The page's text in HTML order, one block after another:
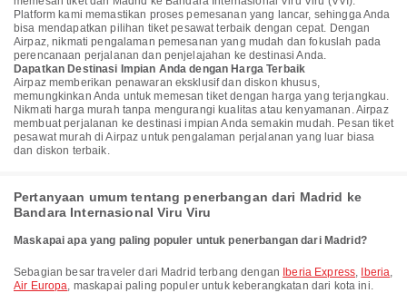
Platform kami memastikan proses pemesanan yang lancar, sehingga Anda
bisa mendapatkan pilihan tiket pesawat terbaik dengan cepat. Dengan
Airpaz, nikmati pengalaman pemesanan yang mudah dan fokuslah pada
perencanaan perjalanan dan penjelajahan ke destinasi Anda.
Dapatkan Destinasi Impian Anda dengan Harga Terbaik
Airpaz memberikan penawaran eksklusif dan diskon khusus,
memungkinkan Anda untuk memesan tiket dengan harga yang terjangkau.
Nikmati harga murah tanpa mengurangi kualitas atau kenyamanan. Airpaz
membuat perjalanan ke destinasi impian Anda semakin mudah. Pesan tiket
pesawat murah di Airpaz untuk pengalaman perjalanan yang luar biasa
dan diskon terbaik.
Pertanyaan umum tentang penerbangan dari Madrid ke
Bandara Internasional Viru Viru
Maskapai apa yang paling populer untuk penerbangan dari Madrid?
Sebagian besar traveler dari Madrid terbang dengan Iberia Express, Iberia,
Air Europa, maskapai paling populer untuk keberangkatan dari kota ini.